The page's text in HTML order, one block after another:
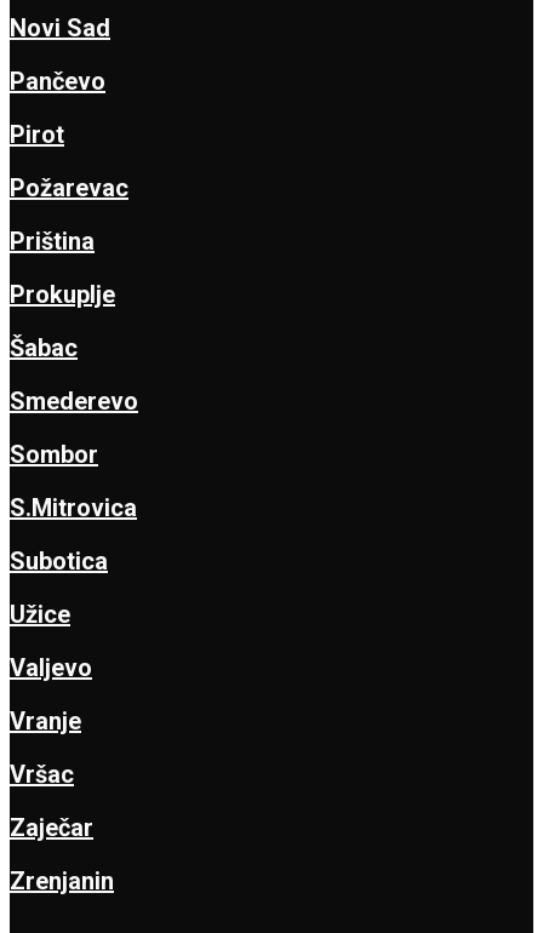
Novi Sad
Pančevo
Pirot
Požarevac
Priština
Prokuplje
Šabac
Smederevo
Sombor
S.Mitrovica
Subotica
Užice
Valjevo
Vranje
Vršac
Zaječar
Zrenjanin